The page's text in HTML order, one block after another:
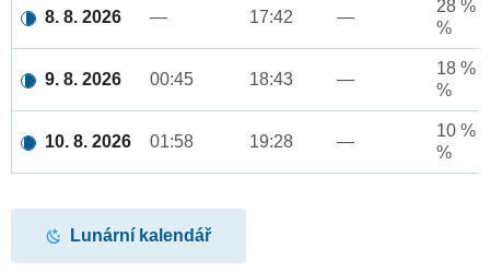
8. 8. 2026 — 17:42 —
28 %
%
9. 8. 2026 00:45 18:43 —
18 %
%
10. 8. 2026 01:58 19:28 —
10 %
%
Lunární kalendář